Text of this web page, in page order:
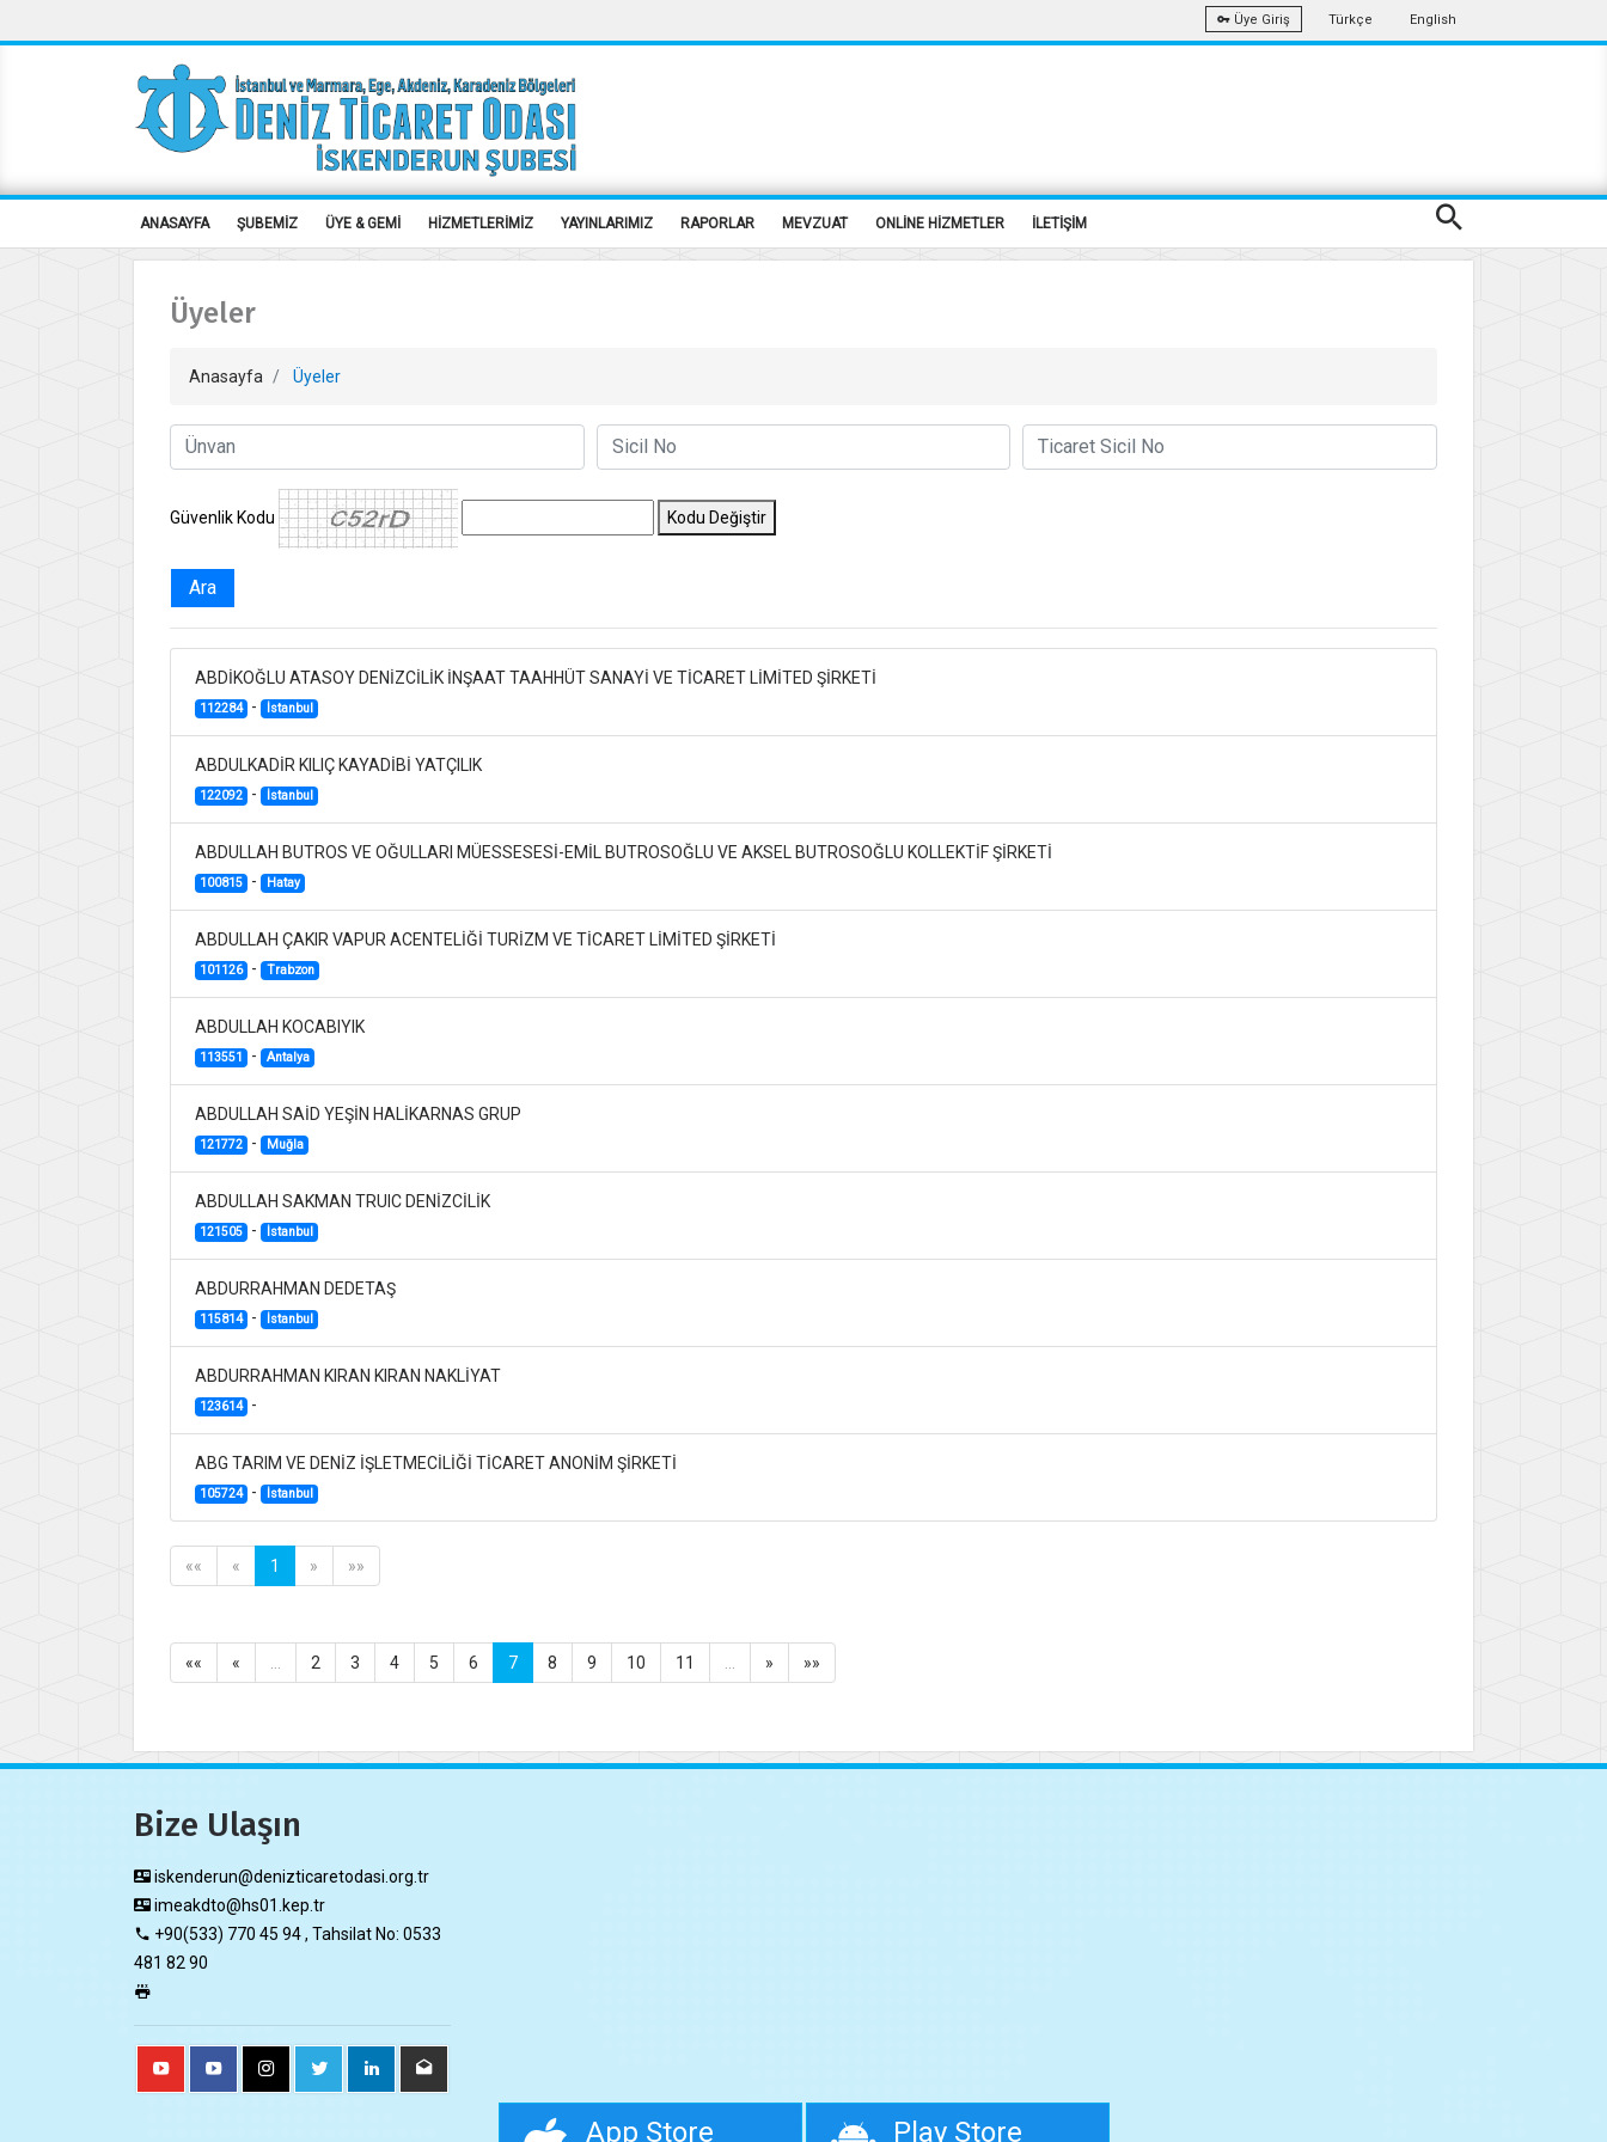
Üye Giriş Türkçe English
ANASAYFA ŞUBEMİZ ÜYE & GEMİ HİZMETLERİMİZ YAYINLARIMIZ RAPORLAR MEVZUAT ONLİNE HİZMETLER İLETİŞİM
Üyeler
Anasayfa Üyeler
Güvenlik Kodu Kodu Değiştir
Ara
ABDİKOĞLU ATASOY DENİZCİLİK İNŞAAT TAAHHÜT SANAYİ VE TİCARET LİMİTED ŞİRKETİ
112284 - İstanbul
ABDULKADİR KILIÇ KAYADİBİ YATÇILIK
122092 - İstanbul
ABDULLAH BUTROS VE OĞULLARI MÜESSESESİ-EMİL BUTROSOĞLU VE AKSEL BUTROSOĞLU KOLLEKTİF ŞİRKETİ
100815 - Hatay
ABDULLAH ÇAKIR VAPUR ACENTELİĞİ TURİZM VE TİCARET LİMİTED ŞİRKETİ
101126 - Trabzon
ABDULLAH KOCABIYIK
113551 - Antalya
ABDULLAH SAİD YEŞİN HALİKARNAS GRUP
121772 - Muğla
ABDULLAH SAKMAN TRUIC DENİZCİLİK
121505 - İstanbul
ABDURRAHMAN DEDETAŞ
115814 - İstanbul
ABDURRAHMAN KIRAN KIRAN NAKLİYAT
123614 -
ABG TARIM VE DENİZ İŞLETMECİLİĞİ TİCARET ANONİM ŞİRKETİ
105724 - İstanbul
«« « 1 » »»
«« « 2 3 4 5 6 7 8 9 10 11 » »»
Bize Ulaşın
iskenderun@denizticaretodasi.org.tr
imeakdto@hs01.kep.tr
+90(533) 770 45 94 , Tahsilat No: 0533
481 82 90
App Store Play Store